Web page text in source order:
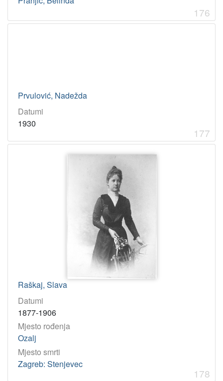
176
Prvulović, Nadežda
Datumi
1930
177
Raškaj, Slava
Datumi
1877-1906
Mjesto rođenja
Ozalj
Mjesto smrti
Zagreb: Stenjevec
178